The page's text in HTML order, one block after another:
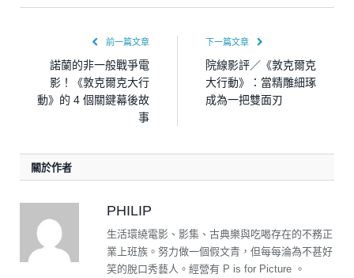
前一篇文章
諾蘭的非一般戰爭電
影！《敦克爾克大行
動》的 4 個關鍵幕後故
事
下一篇文章
院線影評／《敦克爾克
大行動》：當精雕細琢
成為一把雙面刃
關於作者
PHILIP
生活環繞電影、影集、古典樂與吃喝存在的不務正
業上班族。努力做一個假文青，但每每淪為不甚好
笑的脫口秀藝人。經營有 P is for Picture 。